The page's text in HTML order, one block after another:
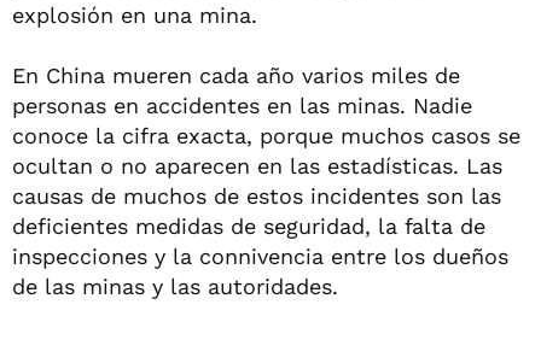
explosión en una mina.
En China mueren cada año varios miles de
personas en accidentes en las minas. Nadie
conoce la cifra exacta, porque muchos casos se
ocultan o no aparecen en las estadísticas. Las
causas de muchos de estos incidentes son las
deficientes medidas de seguridad, la falta de
inspecciones y la connivencia entre los dueños
de las minas y las autoridades.